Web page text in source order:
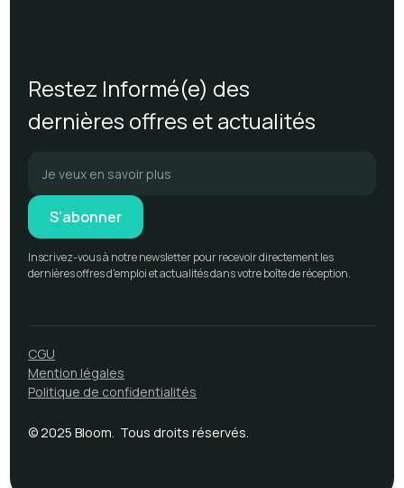
Restez Informé(e) des
dernières offres et actualités
Inscrivez-vous à notre newsletter pour recevoir directement les
dernières offres d'emploi et actualités dans votre boîte de réception.
© 2025 Bloom. Tous droits réservés.
CGU
Mention légales
Politique de confidentialités